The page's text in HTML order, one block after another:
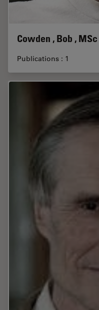
Cowden , Bob , MSc
Publications : 1